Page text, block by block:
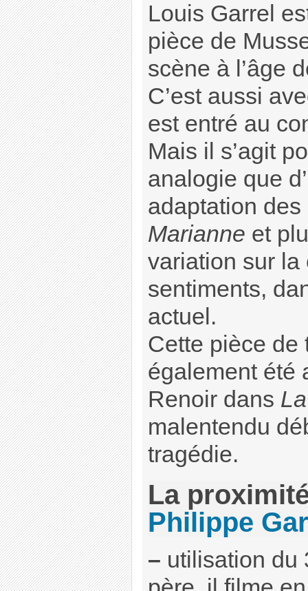
Louis Garrel
pièce de
scène à l’âge
C’est aussi
est entré au
Mais il s’agit
analogie que
adaptation des
Marianne et
variation sur la
sentiments,
actuel.
Cette pièce de
également été
Renoir dans
malentendu
tragédie.
La
Philippe
– utilisation du